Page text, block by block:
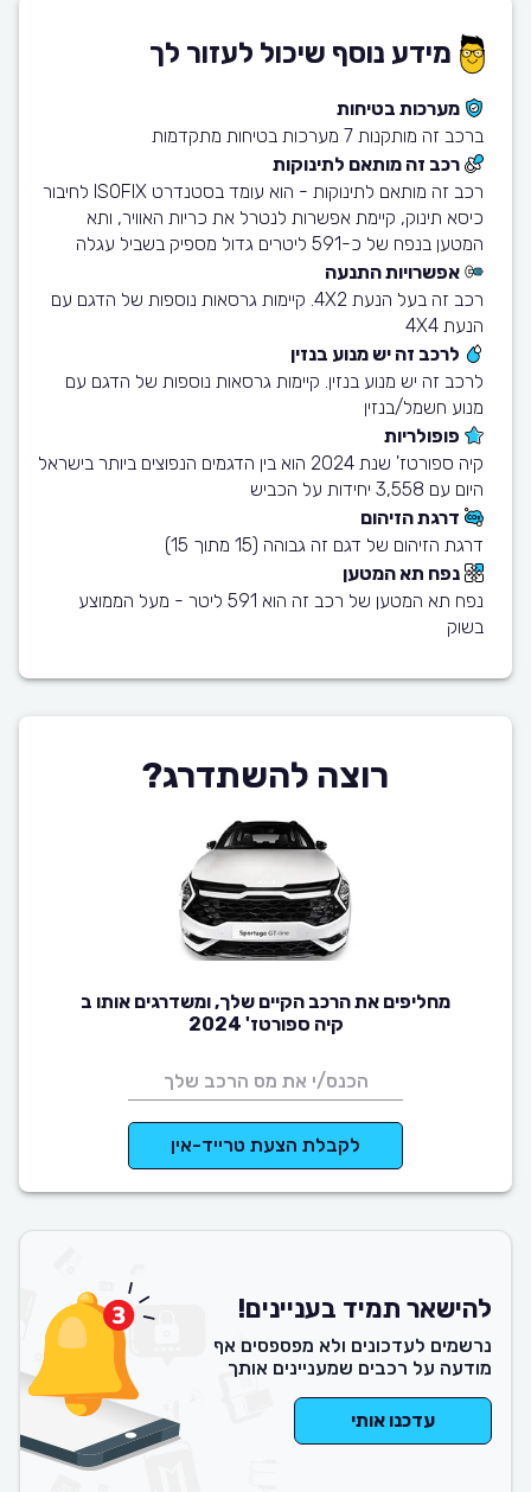
מידע נוסף שיכול לעזור לך
מערכות בטיחות
ברכב זה מותקנות 7 מערכות בטיחות מתקדמות
רכב זה מותאם לתינוקות
רכב זה מותאם לתינוקות - הוא עומד בסטנדרט ISOFIX לחיבור
כיסא תינוק, קיימת אפשרות לנטרל את כריות האוויר, ותא
המטען בנפח של כ-591 ליטרים גדול מספיק בשביל עגלה
אפשרויות התנעה
רכב זה בעל הנעת 4X2. קיימות גרסאות נוספות של הדגם עם
הנעת 4X4
לרכב זה יש מנוע בנזין
לרכב זה יש מנוע בנזין. קיימות גרסאות נוספות של הדגם עם
מנוע חשמל/בנזין
פופולריות
קיה ספורטז' שנת 2024 הוא בין הדגמים הנפוצים ביותר בישראל
היום עם 3,558 יחידות על הכביש
דרגת הזיהום
דרגת הזיהום של דגם זה גבוהה (15 מתוך 15)
נפח תא המטען
נפח תא המטען של רכב זה הוא 591 ליטר - מעל הממוצע
בשוק
רוצה להשתדרג?
מחליפים את הרכב הקיים שלך, ומשדרגים אותו ב
קיה ספורטז' 2024
לקבלת הצעת טרייד-אין
להישאר תמיד בעניינים!
נרשמים לעדכונים ולא מפספסים אף
מודעה על רכבים שמעניינים אותך
עדכנו אותי